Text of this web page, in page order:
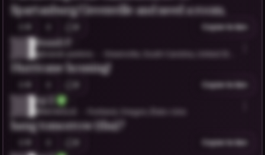
Spartanburg/Greenville and need a room.
Copier le lien
Brandi P.
es
Hurricane housing!
Copier le lien
Aji Z.
Portland, Oregon, États-Unis
hang tomorrow (thu)?
Copier le lien